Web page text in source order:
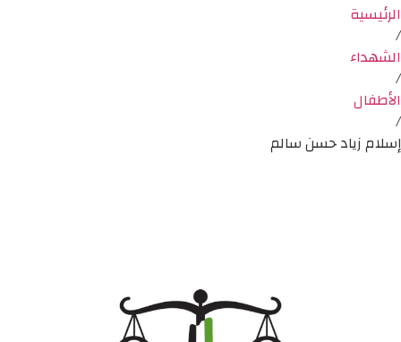
الرئيسية
/
الشهداء
/
الأطفال
/
إسلام زياد حسن سالم